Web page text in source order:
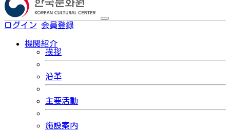
ログイン 会員登録
機関紹介
挨拶
沿革
主要活動
施設案内